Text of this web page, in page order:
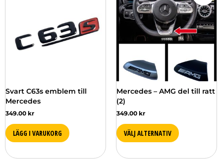
Svart C63s emblem till
Mercedes
349.00 kr
LÄGG I VARUKORG
Mercedes – AMG del till ratt
(2)
349.00 kr
VÄLJ ALTERNATIV
produkten
har
flera
varianter.
De
alternativen
kan
på
produktsidan